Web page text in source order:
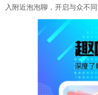
入附近泡泡聊，开启与众不同